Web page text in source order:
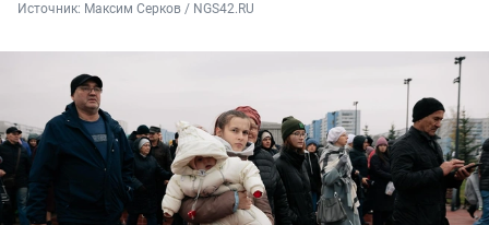
Источник: Максим Серков / NGS42.RU